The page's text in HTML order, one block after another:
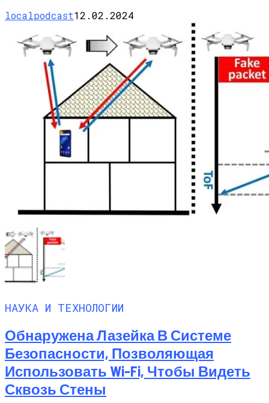
localpodcast12.02.2024
НАУКА И ТЕХНОЛОГИИ
Обнаружена Лазейка В Системе
Безопасности, Позволяющая
Использовать Wi-Fi, Чтобы Видеть
Сквозь Стены